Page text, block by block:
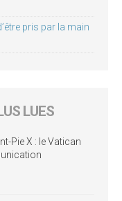
pris par la main
LUES
Pie X : le Vatican